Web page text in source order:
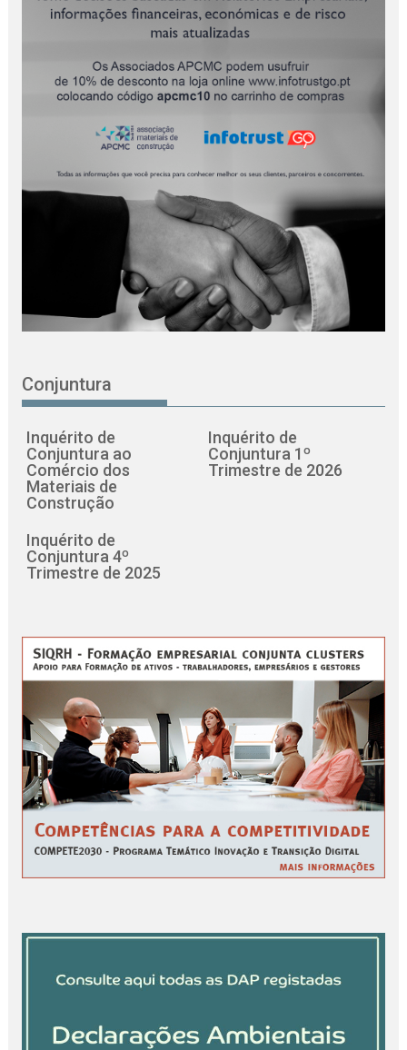
Conjuntura
Inquérito de
Conjuntura ao
Comércio dos
Materiais de
Construção
Inquérito de
Conjuntura 1º
Trimestre de 2026
Inquérito de
Conjuntura 4º
Trimestre de 2025